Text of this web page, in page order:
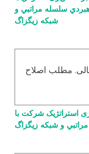
سلسله مراتبي و
شبکه زیگزاگ
مطلب اصلاح
استراتژیک شرکت با
و شبکه زیگزاگ